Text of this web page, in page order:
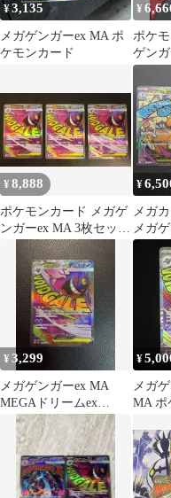
¥3,135
メガゲンガーex MA ポ
ケモンカード
¥
ポケ
ゲンガ
¥8,888
ポケモンカード メガゲ
ンガーex MA 3枚セット
MEGAドリームex
¥
メガ
メガ
セット
¥3,299
メガゲンガーex MA
MEGAドリームex
230/193
¥
メガ
MA ポ